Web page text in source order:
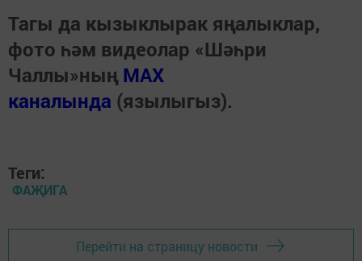
Тагы да кызыклырак яңалыклар,
фото һәм видеолар «Шәһри
Чаллы»ның MAX
каналында (язылыгыз).
Теги:
ФАҖИГА
Перейти на страницу новости